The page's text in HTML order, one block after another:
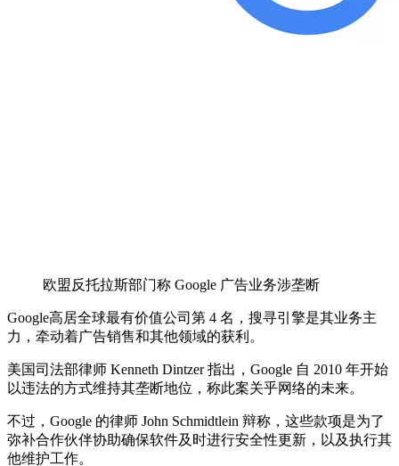
欧盟反托拉斯部门称 Google 广告业务涉垄断
Google高居全球最有价值公司第 4 名，搜寻引擎是其业务主
力，牵动着广告销售和其他领域的获利。
美国司法部律师 Kenneth Dintzer 指出，Google 自 2010 年开始
以违法的方式维持其垄断地位，称此案关乎网络的未来。
不过，Google 的律师 John Schmidtlein 辩称，这些款项是为了
弥补合作伙伴协助确保软件及时进行安全性更新，以及执行其
他维护工作。